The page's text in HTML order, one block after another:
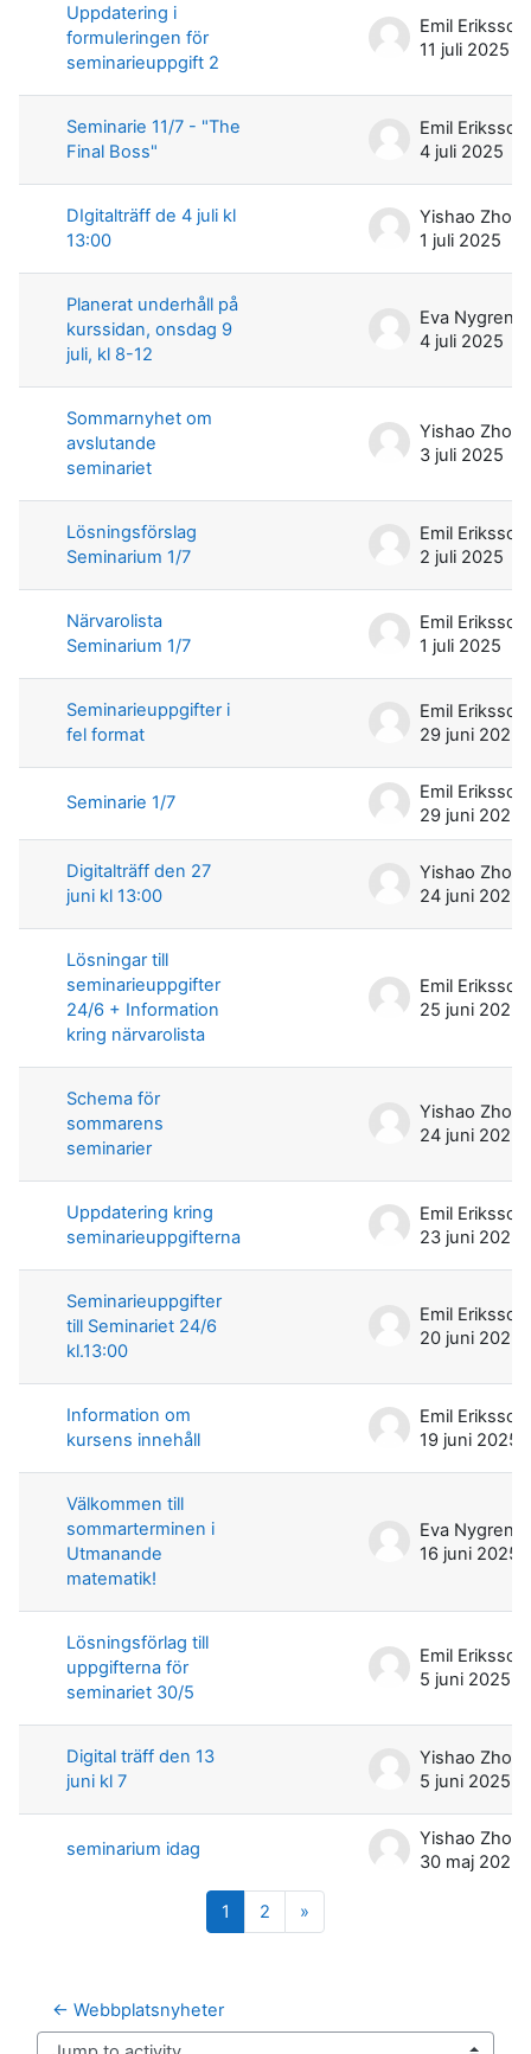
Uppdatering i
formuleringen för
seminarieuppgift 2
Emil Eriksson
11 juli 2025
Seminarie 11/7 - "The
Final Boss"
Emil Eriksson
4 juli 2025
DIgitalträff de 4 juli kl
13:00
Yishao Zhou
1 juli 2025
Planerat underhåll på
kurssidan, onsdag 9
juli, kl 8-12
Eva Nygren
4 juli 2025
Sommarnyhet om
avslutande
seminariet
Yishao Zhou
3 juli 2025
Lösningsförslag
Seminarium 1/7
Emil Eriksson
2 juli 2025
Närvarolista
Seminarium 1/7
Emil Eriksson
1 juli 2025
Seminarieuppgifter i
fel format
Emil Eriksson
29 juni 2025
Seminarie 1/7
Emil Eriksson
29 juni 2025
Digitalträff den 27
juni kl 13:00
Yishao Zhou
24 juni 2025
Lösningar till
seminarieuppgifter
24/6 + Information
kring närvarolista
Emil Eriksson
25 juni 2025
Schema för
sommarens
seminarier
Yishao Zhou
24 juni 2025
Uppdatering kring
seminarieuppgifterna
Emil Eriksson
23 juni 2025
Seminarieuppgifter
till Seminariet 24/6
kl.13:00
Emil Eriksson
20 juni 2025
Information om
kursens innehåll
Emil Eriksson
19 juni 2025
Välkommen till
sommarterminen i
Utmanande
matematik!
Eva Nygren
16 juni 2025
Lösningsförlag till
uppgifterna för
seminariet 30/5
Emil Eriksson
5 juni 2025
Digital träff den 13
juni kl 7
Yishao Zhou
5 juni 2025
seminarium idag
Yishao Zhou
30 maj 2025
1 Sida 1
2 Sida 2
»
← Webbplatsnyheter